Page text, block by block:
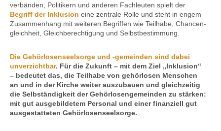
verbänden, Politikern und anderen Fach­­leuten spielt der
Begriff der Inklusion eine zentrale Rolle und steht in engem
Zusammen­hang mit weiteren Begriffen wie Teilhabe, Chancen­
gleichheit, Gleich­­berechtigung und Selbst­­bestimmung.
Die Gehörlosen­seelsorge und -gemeinden sind dabei
unverzichtbar. Für die Zukunft – mit dem Ziel „Inklusion“
– bedeutet das, die Teilhabe von gehörlosen Menschen
an und in der Kirche weiter auszubauen und gleichzeitig
die Selbständig­keit der Gehörlosen­gemeinden zu stärken:
mit gut ausgebil­detem Personal und einer finanziell gut
ausge­statteten Gehörlosen­seelsorge.